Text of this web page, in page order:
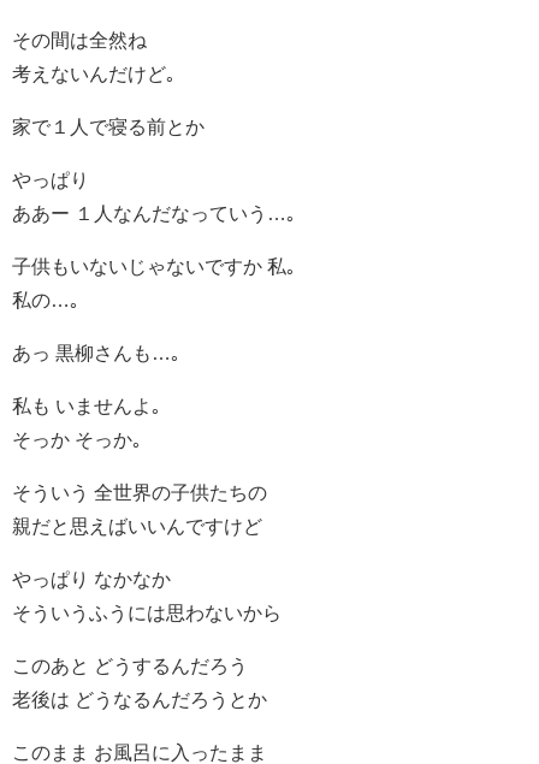
その間は全然ね
考えないんだけど｡
家で１人で寝る前とか
やっぱり
ああー １人なんだなっていう…｡
子供もいないじゃないですか 私｡
私の…｡
あっ 黒柳さんも…｡
私も いませんよ｡
そっか そっか｡
そういう 全世界の子供たちの
親だと思えばいいんですけど
やっぱり なかなか
そういうふうには思わないから
このあと どうするんだろう
老後は どうなるんだろうとか
このまま お風呂に入ったまま